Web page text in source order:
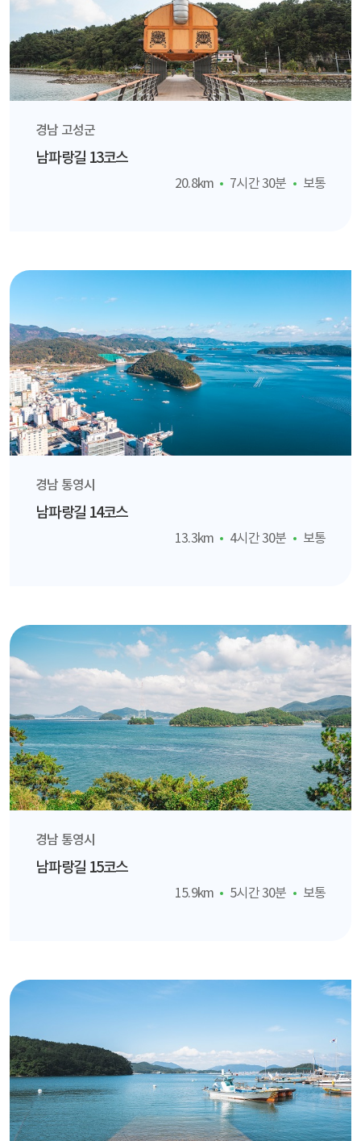
경남 고성군
남파랑길 13코스
20.8km 7시간 30분 보통
경남 통영시
남파랑길 14코스
13.3km 4시간 30분 보통
경남 통영시
남파랑길 15코스
15.9km 5시간 30분 보통